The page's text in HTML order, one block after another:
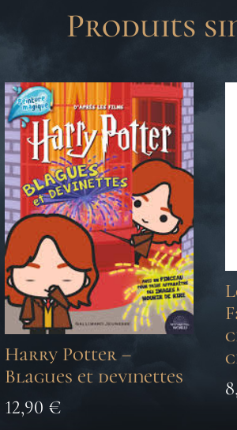
Produits
Harry Potter –
Blagues et devinettes
12,90 €